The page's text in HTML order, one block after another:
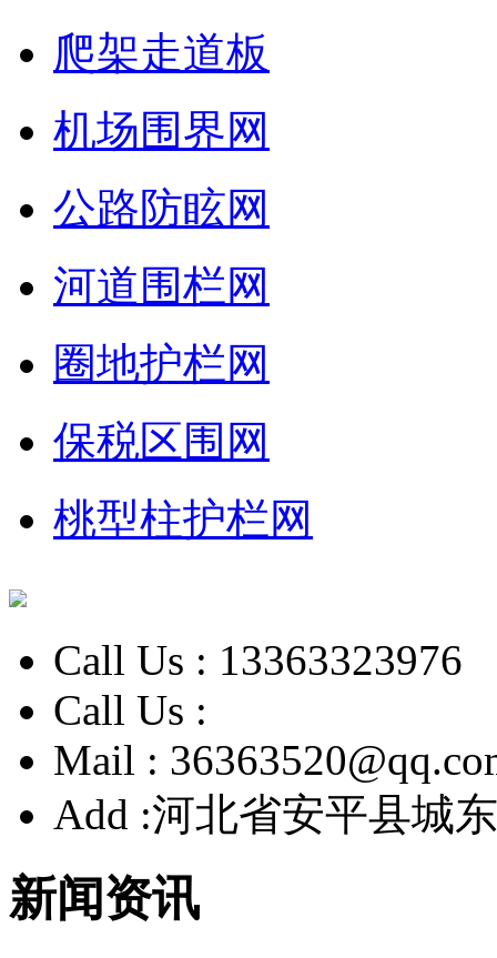
爬架走道板
机场围界网
公路防眩网
河道围栏网
圈地护栏网
保税区围网
桃型柱护栏网
Call Us : 13363323976
Call Us :
Mail :
Add :河北省安平县城
新闻资讯